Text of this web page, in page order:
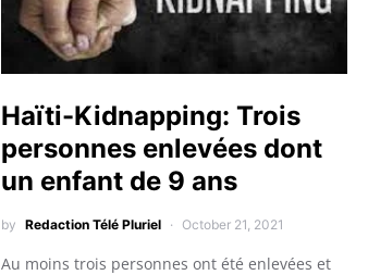
Haïti-Kidnapping: Trois
personnes enlevées dont
un enfant de 9 ans
by Redaction Télé Pluriel October 21, 2021
Au moins trois personnes ont été enlevées et